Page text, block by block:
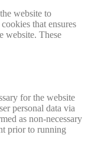
website to
that ensures
website. These
for the website
personal data via
as non-necessary
prior to running